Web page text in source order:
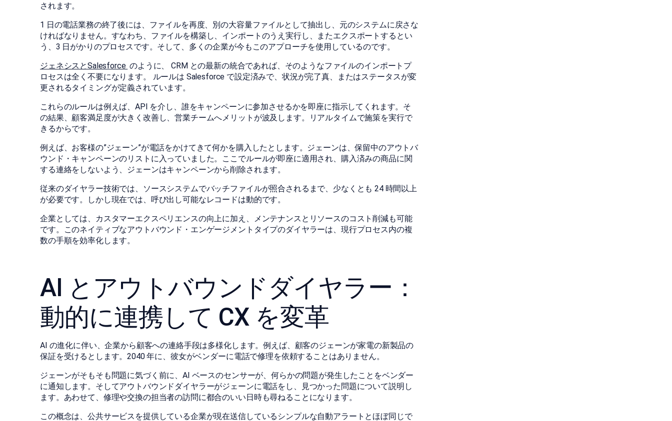
されます。
1 日の電話業務の終了後には、ファイルを再度、別の大容量ファイルとして抽出し、元のシステムに戻さな
ければなりません。すなわち、ファイルを構築し、インポートのうえ実行し、またエクスポートするとい
う、3 日がかりのプロセスです。そして、多くの企業が今もこのアプローチを使用しているのです。
ジェネシスとSalesforce のように、 CRM との最新の統合であれば、そのようなファイルのインポートプ
ロセスは全く不要になります。 ルールは Salesforce で設定済みで、状況が完了真、またはステータスが変
更されるタイミングが定義されています。
これらのルールは例えば、API を介し、誰をキャンペーンに参加させるかを即座に指示してくれます。そ
の結果、顧客満足度が大きく改善し、営業チームへメリットが波及します。リアルタイムで施策を実行で
きるからです。
例えば、お客様の”ジェーン”が電話をかけてきて何かを購入したとします。ジェーンは、保留中のアウトバ
ウンド・キャンペーンのリストに入っていました。ここでルールが即座に適用され、購入済みの商品に関
する連絡をしないよう、ジェーンはキャンペーンから削除されます。
従来のダイヤラー技術では、ソースシステムでバッチファイルが照合されるまで、少なくとも 24 時間以上
が必要です。しかし現在では、呼び出し可能なレコードは動的です。
企業としては、カスタマーエクスペリエンスの向上に加え、メンテナンスとリソースのコスト削減も可能
です。このネイティブなアウトバウンド・エンゲージメントタイプのダイヤラーは、現行プロセス内の複
数の手順を効率化します。
AI とアウトバウンドダイヤラー：
動的に連携して CX を変革
AI の進化に伴い、企業から顧客への連絡手段は多様化します。例えば、顧客のジェーンが家電の新製品の
保証を受けるとします。2040 年に、彼女がベンダーに電話で修理を依頼することはありません。
ジェーンがそもそも問題に気づく前に、AI ベースのセンサーが、何らかの問題が発生したことをベンダー
に通知します。そしてアウトバウンドダイヤラーがジェーンに電話をし、見つかった問題について説明し
ます。あわせて、修理や交換の担当者の訪問に都合のいい日時も尋ねることになります。
この概念は、公共サービスを提供している企業が現在送信しているシンプルな自動アラートとほぼ同じで